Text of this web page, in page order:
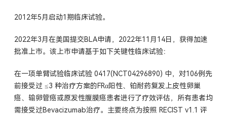
2012年5月启动1期临床试验。
2022年3月在美国提交BLA申请，2022年11月14日，获得加速
批准上市。该上市申请基于如下关键性临床试验：
在一项单臂试验临床试验 0417(NCT04296890) 中，对106例先
前接受过 ≤3 种治疗方案的FRα阳性、铂耐药复发上皮性卵巢
癌、输卵管癌或原发性腹膜癌患者进行了疗效评估，所有患者均
需接受过Bevacizumab治疗。主要终点为按照 RECIST v1.1 评